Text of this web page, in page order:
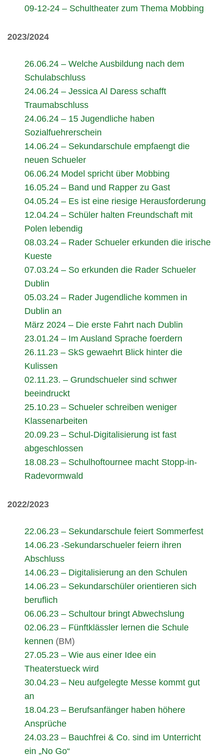
09-12-24 – Schultheater zum Thema Mobbing
2023/2024
26.06.24 – Welche Ausbildung nach dem
Schulabschluss
24.06.24 – Jessica Al Daress schafft
Traumabschluss
24.06.24 – 15 Jugendliche haben
Sozialfuehrerschein
14.06.24 – Sekundarschule empfaengt die
neuen Schueler
06.06.24 Model spricht über Mobbing
16.05.24 – Band und Rapper zu Gast
04.05.24 – Es ist eine riesige Herausforderung
12.04.24 – Schüler halten Freundschaft mit
Polen lebendig
08.03.24 – Rader Schueler erkunden die irische
Kueste
07.03.24 – So erkunden die Rader Schueler
Dublin
05.03.24 – Rader Jugendliche kommen in
Dublin an
März 2024 – Die erste Fahrt nach Dublin
23.01.24 – Im Ausland Sprache foerdern
26.11.23 – SkS gewaehrt Blick hinter die
Kulissen
02.11.23. – Grundschueler sind schwer
beeindruckt
25.10.23 – Schueler schreiben weniger
Klassenarbeiten
20.09.23 – Schul-Digitalisierung ist fast
abgeschlossen
18.08.23 – Schulhoftournee macht Stopp-in-
Radevormwald
2022/2023
22.06.23 – Sekundarschule feiert Sommerfest
14.06.23 -Sekundarschueler feiern ihren
Abschluss
14.06.23 – Digitalisierung an den Schulen
14.06.23 – Sekundarschüler orientieren sich
beruflich
06.06.23 – Schultour bringt Abwechslung
02.06.23 – Fünftklässler lernen die Schule
kennen (BM)
27.05.23 – Wie aus einer Idee ein
Theaterstueck wird
30.04.23 – Neu aufgelegte Messe kommt gut
an
18.04.23 – Berufsanfänger haben höhere
Ansprüche
24.03.23 – Bauchfrei & Co. sind im Unterricht
ein „No Go“